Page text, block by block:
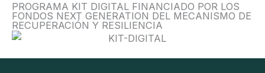
PROGRAMA KIT DIGITAL FINANCIADO POR LOS
FONDOS NEXT GENERATION DEL MECANISMO DE
RECUPERACIÓN Y RESILIENCIA